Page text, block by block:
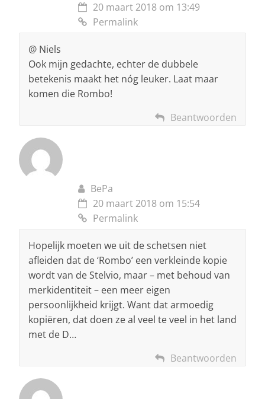
20 maart 2018 om 13:49
Permalink
@ Niels
Ook mijn gedachte, echter de dubbele
betekenis maakt het nóg leuker. Laat maar
komen die Rombo!
Beantwoorden
BePa
20 maart 2018 om 15:54
Permalink
Hopelijk moeten we uit de schetsen niet
afleiden dat de ‘Rombo’ een verkleinde kopie
wordt van de Stelvio, maar – met behoud van
merkidentiteit – een meer eigen
persoonlijkheid krijgt. Want dat armoedig
kopiëren, dat doen ze al veel te veel in het land
met de D…
Beantwoorden